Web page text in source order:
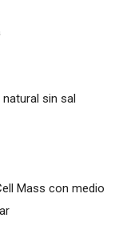
sin sal
Mass con medio